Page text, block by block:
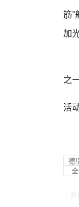
筋
加
之
活
德